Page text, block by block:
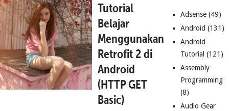
Tutorial
Belajar
Menggunakan
Retrofit 2 di
Android
(HTTP GET
Basic)
Adsense (49)
Android (131)
Android
Tutorial (121)
Assembly
Programming
(8)
Audio Gear